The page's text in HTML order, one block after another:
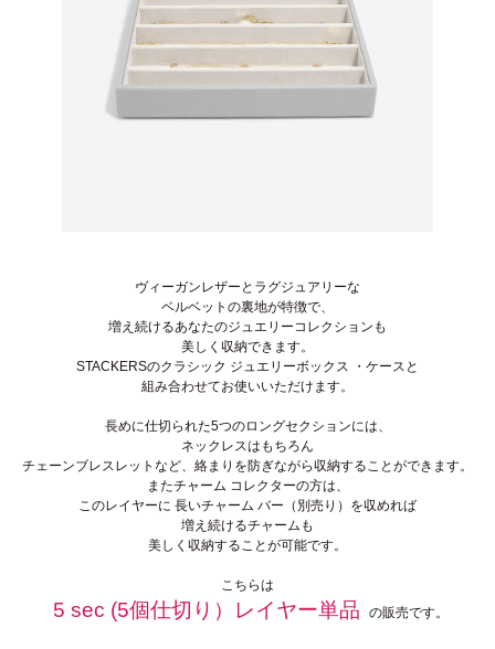
ヴィーガンレザーとラグジュアリーな
ベルベットの裏地が特徴で、
増え続けるあなたのジュエリーコレクションも
美しく収納できます。
STACKERSのクラシック ジュエリーボックス ・ケースと
組み合わせてお使いいただけます。
長めに仕切られた5つのロングセクションには、
ネックレスはもちろん
チェーンブレスレットなど、 絡まりを防ぎながら収納することができます。
またチャーム コレクターの方は、
このレイヤーに 長いチャーム バー（別売り）を収めれば
増え続けるチャームも
美しく収納することが可能です。
こちらは
5 sec (5個仕切り）レイヤー単品 の販売です。